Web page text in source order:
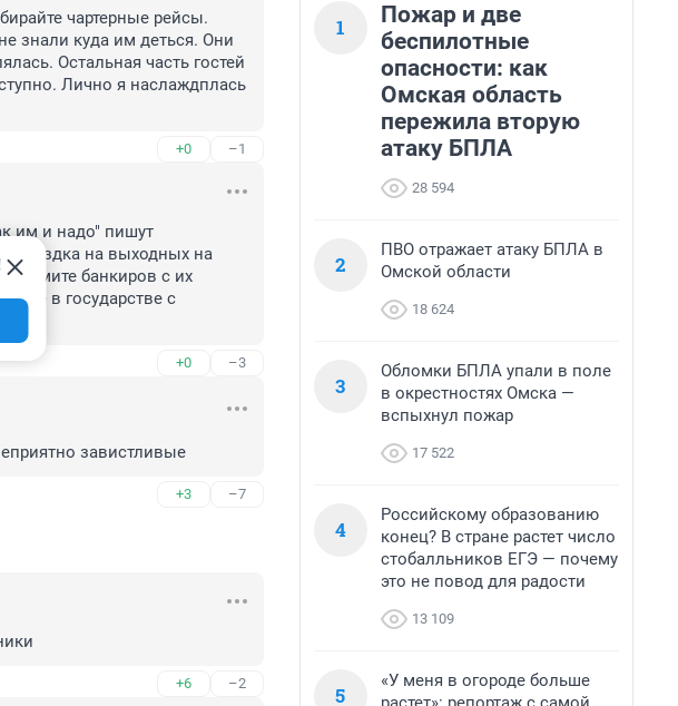
чартерные рейсы.
знали куда им деться. Они
Остальная часть гостей
Лично я наслаждплась
+0 –1
им и надо" пишут
- поездка на выходных на
кормите банкиров с их
в государстве с
+0 –3
завистливые
+3 –7
+6 –2
1
Пожар и две
беспилотные
опасности: как
Омская область
пережила вторую
атаку БПЛА
28 594
2
ПВО отражает атаку БПЛА в
Омской области
18 624
3
Обломки БПЛА упали в поле
в окрестностях Омска —
вспыхнул пожар
17 522
4
Российскому образованию
конец? В стране растет число
стобалльников ЕГЭ — почему
это не повод для радости
13 109
5
«У меня в огороде больше